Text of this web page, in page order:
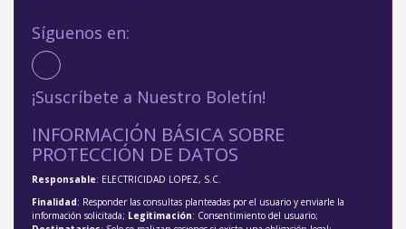
Síguenos en:
¡Suscríbete a Nuestro Boletín!
INFORMACIÓN BÁSICA SOBRE
PROTECCIÓN DE DATOS
Responsable: ELECTRICIDAD LOPEZ, S.C.
Finalidad: Responder las consultas planteadas por el usuario y enviarle la
información solicitada; Legitimación: Consentimiento del usuario;